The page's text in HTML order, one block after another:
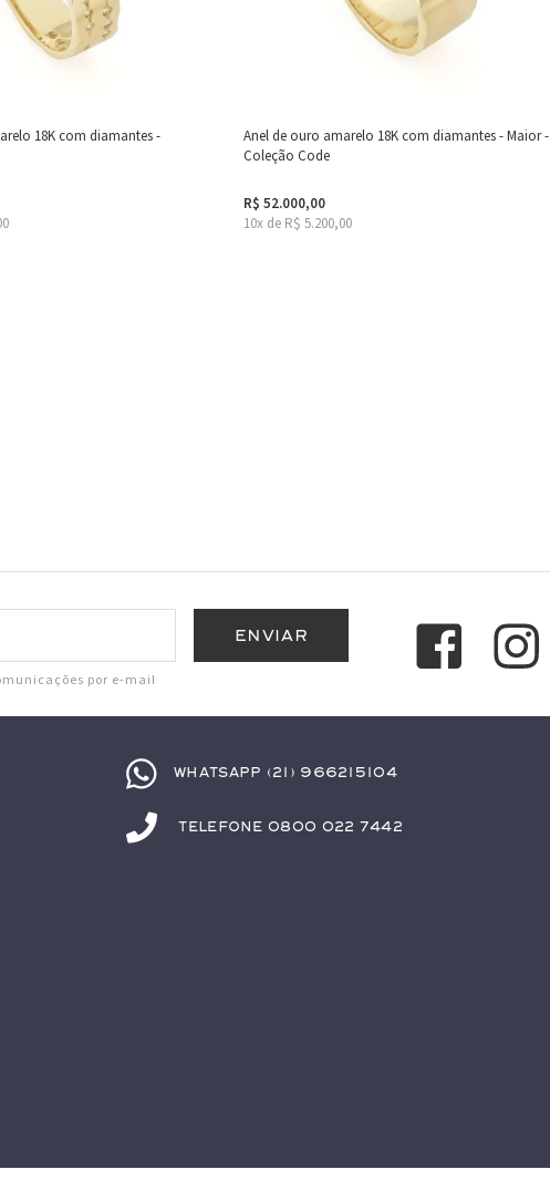
18K com diamantes -
Anel de ouro amarelo 18K com diamantes - Maior -
Coleção Code
R$ 52.000,00
10x de R$ 5.200,00
por e-mail
Whatsapp (21) 966215104
Telefone 0800 022 7442